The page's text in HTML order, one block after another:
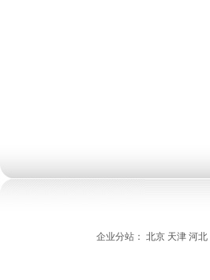
企业分站： 北京 天津 河北